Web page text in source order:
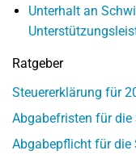
Unterhalt an
Ratgeber
Steuererklärung für
Abgabefristen für die
Abgabepflicht für die